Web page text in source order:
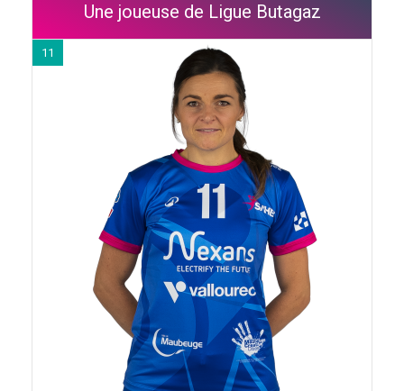
Une joueuse de Ligue Butagaz
11